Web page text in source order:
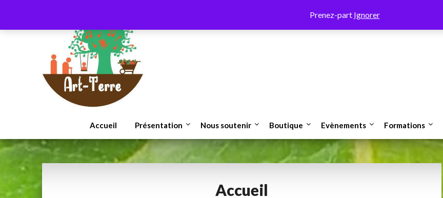
Prenez-part Ignorer
content
Accueil Présentation Nous soutenir Boutique Evènements Formations
Accueil